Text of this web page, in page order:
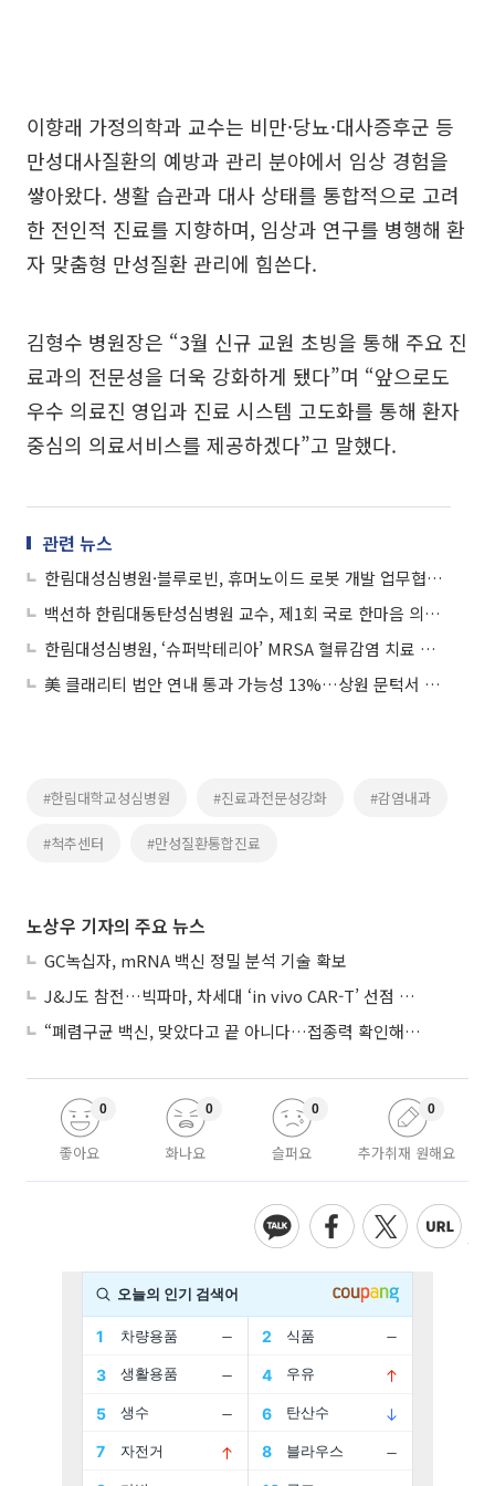
이향래 가정의학과 교수는 비만·당뇨·대사증후군 등
만성대사질환의 예방과 관리 분야에서 임상 경험을
쌓아왔다. 생활 습관과 대사 상태를 통합적으로 고려
한 전인적 진료를 지향하며, 임상과 연구를 병행해 환
자 맞춤형 만성질환 관리에 힘쓴다.
김형수 병원장은 “3월 신규 교원 초빙을 통해 주요 진
료과의 전문성을 더욱 강화하게 됐다”며 “앞으로도
우수 의료진 영입과 진료 시스템 고도화를 통해 환자
중심의 의료서비스를 제공하겠다”고 말했다.
관련 뉴스
한림대성심병원·블루로빈, 휴머노이드 로봇 개발 업무협약 체결
백선하 한림대동탄성심병원 교수, 제1회 국로 한마음 의학상 수상
한림대성심병원, ‘슈퍼박테리아’ MRSA 혈류감염 치료 실패 원인 규명
美 클래리티 법안 연내 통과 가능성 13%…상원 문턱서 제동
#한림대학교성심병원 #진료과전문성강화 #감염내과
#척추센터 #만성질환통합진료
노상우 기자의 주요 뉴스
GC녹십자, mRNA 백신 정밀 분석 기술 확보
J&J도 참전…빅파마, 차세대 ‘in vivo CAR-T’ 선점 경쟁 본격화
“폐렴구균 백신, 맞았다고 끝 아니다…접종력 확인해야”
좋아요
0
화나요
0
슬퍼요
0
추가취재 원해요
0